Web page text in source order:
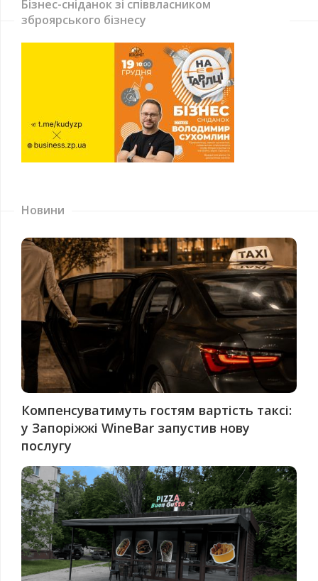
Бізнес-сніданок зі співвласником
зброярського бізнесу
Новини
Компенсуватимуть гостям вартість таксі:
у Запоріжжі WineBar запустив нову
послугу